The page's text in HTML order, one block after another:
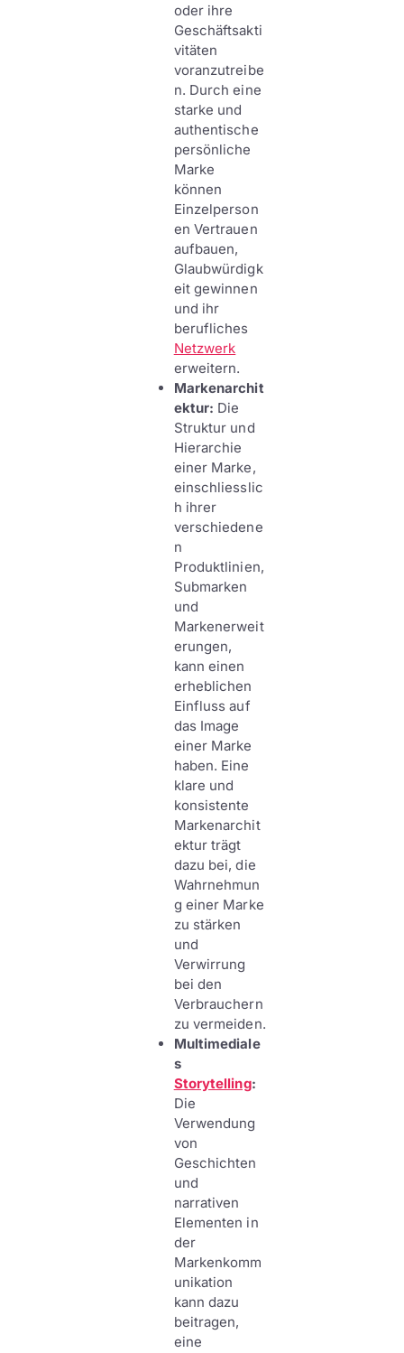
oder ihre
Geschäftsakti
vitäten
voranzutreibe
n. Durch eine
starke und
authentische
persönliche
Marke
können
Einzelperson
en Vertrauen
aufbauen,
Glaubwürdigk
eit gewinnen
und ihr
berufliches
Netzwerk
erweitern.
Markenarchit
ektur: Die
Struktur und
Hierarchie
einer Marke,
einschliesslic
h ihrer
verschiedene
n
Produktlinien,
Submarken
und
Markenerweit
erungen,
kann einen
erheblichen
Einfluss auf
das Image
einer Marke
haben. Eine
klare und
konsistente
Markenarchit
ektur trägt
dazu bei, die
Wahrnehmun
g einer Marke
zu stärken
und
Verwirrung
bei den
Verbrauchern
zu vermeiden.
Multimediale
s
Storytelling:
Die
Verwendung
von
Geschichten
und
narrativen
Elementen in
der
Markenkomm
unikation
kann dazu
beitragen,
eine